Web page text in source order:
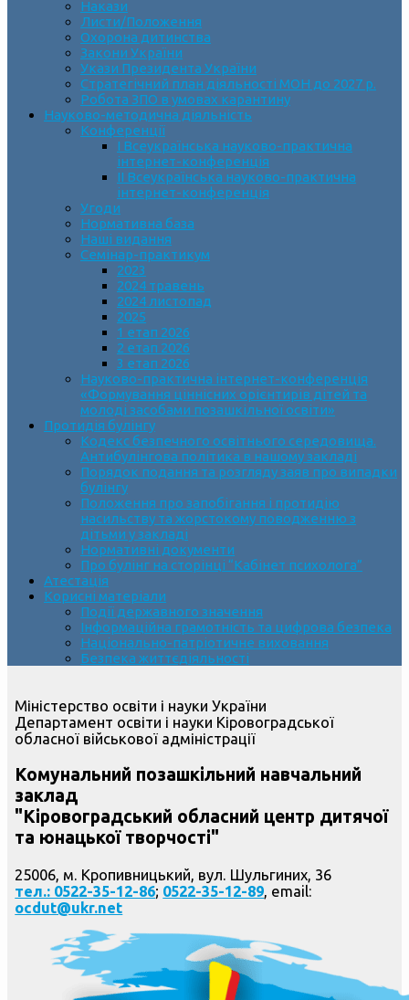
Накази
Листи/Положення
Охорона дитинства
Закони України
Укази Президента України
Стратегічний план діяльності МОН до 2027 р.
Робота ЗПО в умовах карантину
Науково-методична діяльність
Конференції
І Всеукраїнська науково-практична
інтернет-конференція
ІІ Всеукраїнська науково-практична
інтернет-конференція
Угоди
Нормативна база
Наші видання
Семінар-практикум
2023
2024 травень
2024 листопад
2025
1 етап 2026
2 етап 2026
3 етап 2026
Науково-практична інтернет-конференція
«Формування ціннісних орієнтирів дітей та
молоді засобами позашкільної освіти»
Протидія булінгу
Кодекс безпечного освітнього середовища.
Антибулінгова політика в нашому закладі
Порядок подання та розгляду заяв про випадки
булінгу
Положення про запобігання і протидію
насильству та жорстокому поводженню з
дітьми у закладі
Нормативні документи
Про булінг на сторінці “Кабінет психолога”
Атестація
Корисні матеріали
Події державного значення
Інформаційна грамотність та цифрова безпека
Національно-патріотичне виховання
Безпека життєдіяльності
Міністерство освіти і науки України
Департамент освіти і науки Кіровоградської
обласної військової адміністрації
Комунальний позашкільний навчальний
заклад
"Кіровоградський обласний центр дитячої
та юнацької творчості"
25006, м. Кропивницький, вул. Шульгиних, 36
тел.: 0522-35-12-86; 0522-35-12-89, email:
ocdut@ukr.net